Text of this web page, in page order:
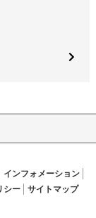
インフォメーション
シー サイトマップ